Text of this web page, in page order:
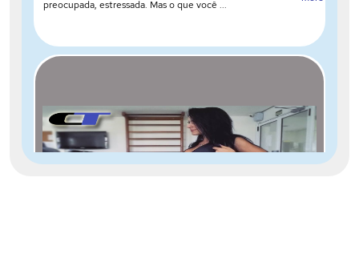
preocupada, estressada. Mas o que você ...